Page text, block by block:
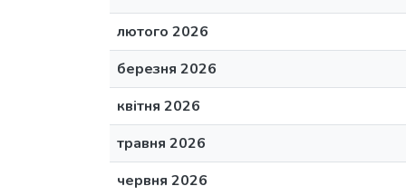
лютого 2026
березня 2026
квітня 2026
травня 2026
червня 2026